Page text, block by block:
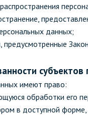
данных;
предусмотренные
имеют право:
обработки его
в доступной